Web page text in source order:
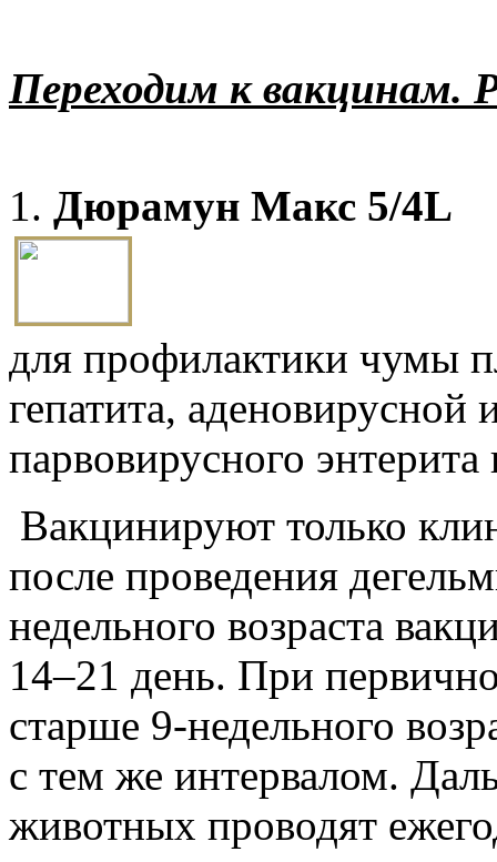
Переходим к вакцинам.
1. Дюрамун Макс 5/4L
для профилактики чумы
гепатита,
парвовирусного
Вакцинируют только
после проведения
недельного возраста
14–21 день. При
старше 9-недельного
с тем же интервалом.
животных проводят